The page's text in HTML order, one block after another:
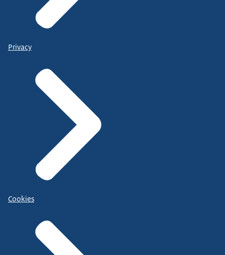
Privacy
Cookies